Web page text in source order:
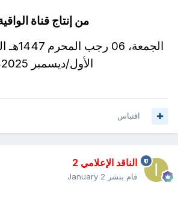
من إنتاج قناة الواقية
الأول/ديسمبر 2025م
اقتباس
الناقد الإعلامي 2
قام بنشر January 2